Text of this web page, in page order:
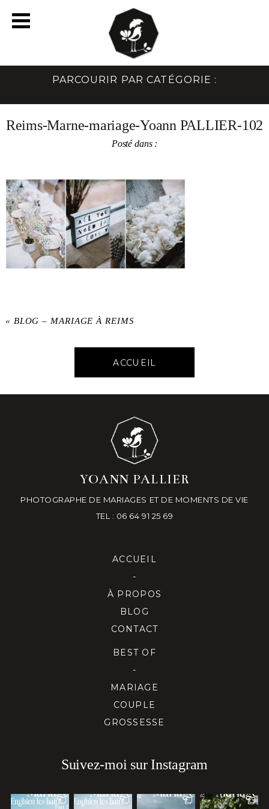
PARCOURIR PAR CATÉGORIE :
Reims-Marne-mariage-Yoann PALLIER-102
Posté dans :
« BLOG – MARIAGE À REIMS
ACCUEIL
YOANN PALLIER
PHOTOGRAPHE DE MARIAGES ET DE MOMENTS DE VIE
TEL : 06 64 91 25 69
ACCUEIL
-
À PROPOS
BLOG
CONTACT
BEST OF
-
MARIAGE
COUPLE
GROSSESSE
Suivez-moi sur Instagram